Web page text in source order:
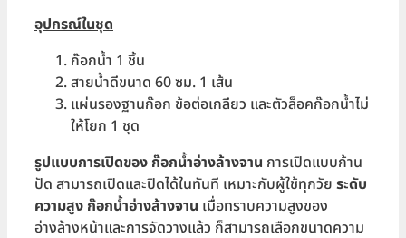
อุปกรณ์ในชุด
ก๊อกน้ำ 1 ชิ้น
สายน้ำดีขนาด 60 ซม. 1 เส้น
แผ่นรองฐานก๊อก ข้อต่อเกลียว และตัวล็อคก๊อกน้ำไม่
ให้โยก 1 ชุด
รูปแบบการเปิดของ ก๊อกน้ำอ่างล้างจาน การเปิดแบบก้าน
ปัด สามารถเปิดและปิดได้ในทันที เหมาะกับผู้ใช้ทุกวัย ระดับ
ความสูง ก๊อกน้ำอ่างล้างจาน เมื่อทราบความสูงของ
อ่างล้างหน้าและการจัดวางแล้ว ก็สามารถเลือกขนาดความ